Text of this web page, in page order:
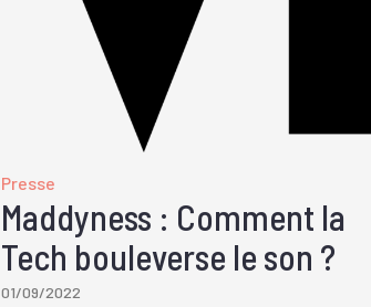
Presse
Maddyness : Comment la
Tech bouleverse le son ?
01/09/2022